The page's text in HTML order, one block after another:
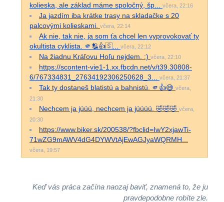
kolieska, ale základ máme spoločný, šp...
včera, 22:16
Ja jazdím iba krátke trasy na skladačke s 20
palcovými kolieskami.
včera, 22:14
Ak nie, tak nie, ja som ťa chcel len vyprovokovať ty
okultista cyklista. 🫵🫂👍🇸...
včera, 22:12
Na žiadnu Kráľovu Hoľu nejdem. :) včera, 22:10
https://scontent-vie1-1.xx.fbcdn.net/v/t39.30808-
6/767334831_27634192306250628_3...
včera, 21:37
Tak ty dostaneš blatistú a bahnistú. 🫵👍😅 včera,
21:30
Nechcem ja júúú, nechcem ja júúúú. 🤣🤣🤣 včera,
20:30
https://www.biker.sk/200538/?fbclid=IwY2xjawTi-
71wZG9mAWV4dG4DYWVtAjEwAGJyaWQRMH...
včera, 19:57
Keď vás práca začína naozaj baviť, znamená to, že ju
pravdepodobne robíte zle.